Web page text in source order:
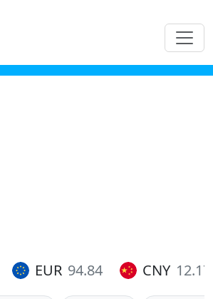
EUR 94.84 CNY 12.17